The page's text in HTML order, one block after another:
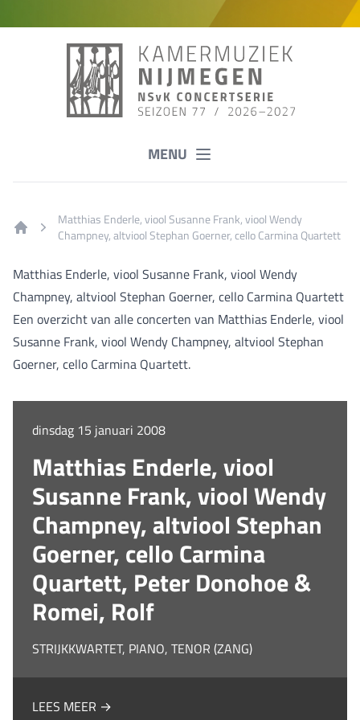
MENU
Matthias Enderle, viool Susanne Frank, viool Wendy
Champney, altviool Stephan Goerner, cello Carmina Quartett
Matthias Enderle, viool Susanne Frank, viool Wendy
Champney, altviool Stephan Goerner, cello Carmina Quartett
Een overzicht van alle concerten van Matthias Enderle, viool
Susanne Frank, viool Wendy Champney, altviool Stephan
Goerner, cello Carmina Quartett.
dinsdag 15 januari 2008
Matthias Enderle, viool
Susanne Frank, viool Wendy
Champney, altviool Stephan
Goerner, cello Carmina
Quartett, Peter Donohoe &
Romei, Rolf
STRIJKKWARTET, PIANO, TENOR (ZANG)
LEES MEER →